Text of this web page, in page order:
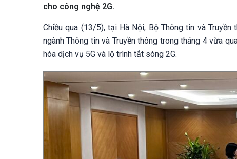
cho công nghệ 2G.
Chiều qua (13/5), tại Hà Nội, Bộ Thông tin và
ngành Thông tin và Truyền thông trong tháng 4 vừa
hóa dịch vụ 5G và lộ trình tắt sóng 2G.